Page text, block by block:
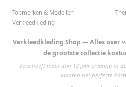
Topmerken & Modellen
Verkleedkleding
Verkleedkleding Shop — Alles over
de grootste collectie
Vera heeft meer dan 12 jaar ervaring in
klanten het perfecte